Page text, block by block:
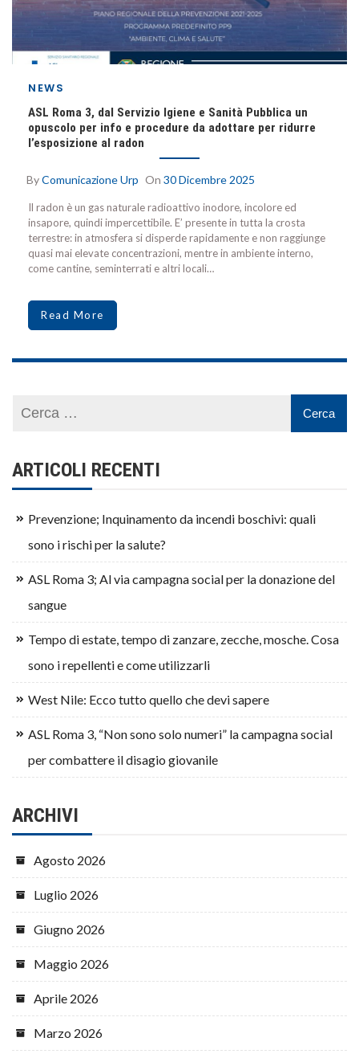
NEWS
ASL Roma 3, dal Servizio Igiene e Sanità Pubblica un
opuscolo per info e procedure da adottare per ridurre
l’esposizione al radon
ByComunicazione Urp On 30 Dicembre 2025
Il radon è un gas naturale radioattivo inodore, incolore ed
insapore, quindi impercettibile. E’ presente in tutta la crosta
terrestre: in atmosfera si disperde rapidamente e non raggiunge
quasi mai elevate concentrazioni, mentre in ambiente interno,
come cantine, seminterrati e altri locali…
Read More
ARTICOLI RECENTI
Prevenzione; Inquinamento da incendi boschivi: quali
sono i rischi per la salute?
ASL Roma 3; Al via campagna social per la donazione del
sangue
Tempo di estate, tempo di zanzare, zecche, mosche. Cosa
sono i repellenti e come utilizzarli
West Nile: Ecco tutto quello che devi sapere
ASL Roma 3, “Non sono solo numeri” la campagna social
per combattere il disagio giovanile
ARCHIVI
Agosto 2026
Luglio 2026
Giugno 2026
Maggio 2026
Aprile 2026
Marzo 2026